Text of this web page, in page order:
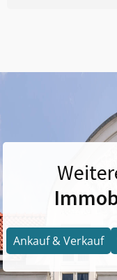
Ankauf & Verkauf